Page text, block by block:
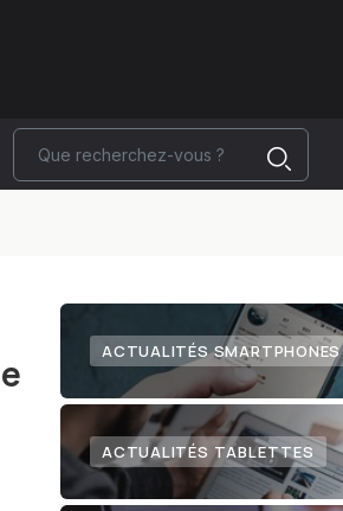
ACTUALITÉS SMARTPHONES
ACTUALITÉS TABLETTES